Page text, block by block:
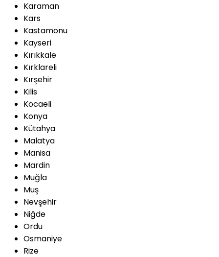
Karaman
Kars
Kastamonu
Kayseri
Kırıkkale
Kırklareli
Kırşehir
Kilis
Kocaeli
Konya
Kütahya
Malatya
Manisa
Mardin
Muğla
Muş
Nevşehir
Niğde
Ordu
Osmaniye
Rize